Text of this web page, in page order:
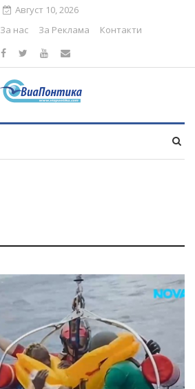
Август 10, 2026
За нас За Реклама Контакти